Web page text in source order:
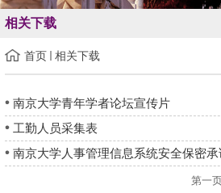
相关下载
首页 相关下载
南京大学青年学者论坛宣传片
工勤人员采集表
南京大学人事管理信息系统安全保密承
第一